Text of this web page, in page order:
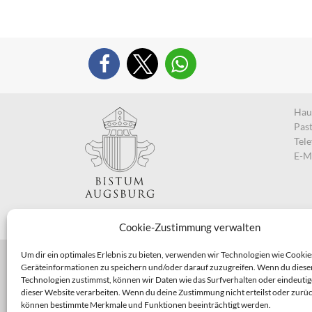
Cookie-Zustimmung verwalten
Um dir ein optimales Erlebnis zu bieten, verwenden wir Technologien wie
Geräteinformationen zu speichern und/oder darauf zuzugreifen. Wenn du
Technologien zustimmst, können wir Daten wie das Surfverhalten oder
dieser Website verarbeiten. Wenn du deine Zustimmung nicht erteilst oder
können bestimmte Merkmale und Funktionen beeinträchtigt werden.
E-